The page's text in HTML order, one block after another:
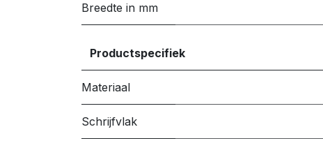
Breedte in mm
Productspecifiek
Materiaal
Schrijfvlak